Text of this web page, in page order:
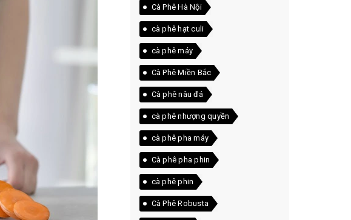
Cà Phê Hà Nội
cà phê hạt culi
cà phê máy
Cà Phê Miền Bắc
Cà phê nâu đá
cà phê nhượng quyền
cà phê pha máy
Cà phê pha phin
cà phê phin
Cà Phê Robusta